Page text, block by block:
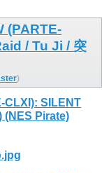
(PARTE-
/ Tu Ji / 突
)
CLXI): SILENT
(NES Pirate)